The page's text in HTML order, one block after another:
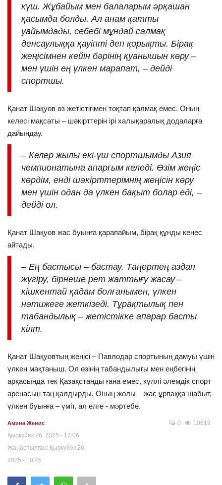
күш. Жұбайым мен балаларым әрқашан
қасымда болды. Ал анам қатты
уайымдады, себебі мұндай салмақ
денсаулыққа қауіпті деп қорықты. Бірақ
жеңісімнен кейін бәрінің қуанышын көру –
мен үшін ең үлкен марапат, – дейді
спортшы.
Қанат Шақуов өз жетістігімен тоқтап қалмақ емес. Оның
келесі мақсаты – шәкірттерін ірі халықаралық додаларға
дайындау.
– Келер жылы екі-үш спортшымды Азия
чемпионатына апарғым келеді. Өзім жеңіс
көрдім, енді шәкірттерімнің жеңісін көру
мен үшін одан да үлкен бақыт болар еді, –
дейді ол.
Қанат Шақуов жас буынға қарапайым, бірақ құнды кеңес
айтады.
– Ең бастысы – бастау. Таңертең аздап
жүгіру, бірнеше рет жаттығу жасау –
кішкентай қадам болғанымен, үлкен
нәтижеге жеткізеді. Тұрақтылық пен
табандылық – жетістікке апарар басты
кілт.
Қанат Шақуовтың жеңісі – Павлодар спортының дамуы үшін
үлкен мақтаныш. Ол өзінің табандылығы мен еңбегінің
арқасында тек Қазақстанды ғана емес, күллі әлемдік спорт
аренасын таң қалдырды. Оның жолы – жас ұрпаққа шабыт,
үлкен буынға – үміт, ал елге ‐ мәртебе.
Амина Женис
Қыркүйек 26, 2025 - 12:06
Жаңартылған: Қыркүйек 26,
2025 - 10:45
0 10619